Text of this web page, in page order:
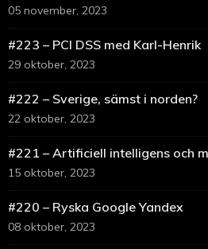
05 november, 2023
#223 – PCI DSS med Karl-Henrik
29 oktober, 2023
#222 – Sverige, sämst i norden?
22 oktober, 2023
#221 – Artificiell intelligens och
15 oktober, 2023
#220 – Ryska Google Yandex
08 oktober, 2023